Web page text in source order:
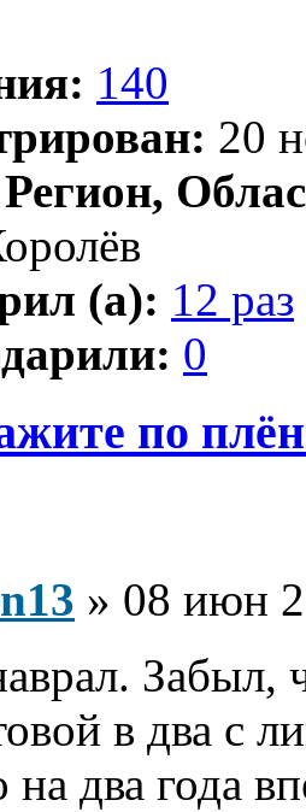
140
20
(а): 12 раз
0
по
» 08 июн
Забыл,
в два с
на два года